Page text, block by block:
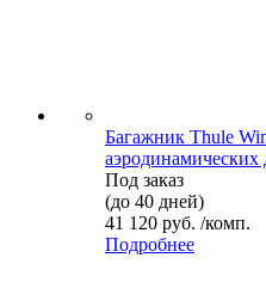
Багажник Thule
аэродинамических
Под заказ
(до 40 дней)
41 120 руб. /комп.
Подробнее